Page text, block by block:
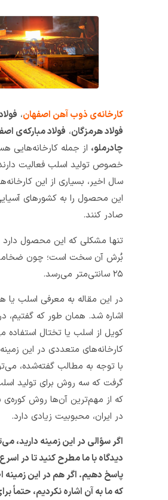
کارخانه‌ی‌ ذوب ‌آهن اصفهان،فولاد خوزستان،
فولاد هرمزگان،فولاد مبارکه‌ی اصفهانو
از جمله کارخانه‌هایی هستند که در
خصوص تولید اسلب فعالیت دارند. طی چند
سال اخیر، بسیاری از این کارخانه‌ها موفق
این محصول را بهکشورهای آسیایی و
صادر کنند.
تنها مشکلی که این محصول دارد این است
بُرش آن سخت است؛ چون ضخامت آن به
در این مقاله به معرفی اسلب یا همان
اشاره شد. همان طور که گفتیم، در ساخت
کویل از اسلب یا تختال استفاده می‌شود و
کارخانه‌های متعددی در این زمینه فعالیت
با توجه به مطالب گفته‌شده، می‌توان نتیجه
گرفت که سه روش برای تولید اسلب وجود
که از مهم‌ترین آن‌ها روش کوره‌ی بلند است
در ایران، محبوبیت زیادی دارد.
اگر سؤالی در این زمینه دارید، می‌توانید
دیدگاه با ما مطرح کنید تا در اسرع وقت به آن
پاسخ دهیم. اگر هم در این زمینه اطلاعاتی
که ما به آن اشاره نکردیم، حتماً برای ما ارسال